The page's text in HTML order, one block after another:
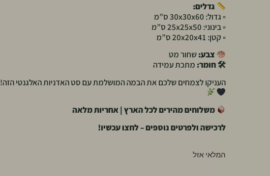
גדלים:
▫ גדול: 30x30x60 ס”מ
▫ בינוני: 25x25x50 ס”מ
▫ קטן: 20x20x41 ס”מ
צבע:שחור מט
🛠חומר: מתכת עמידה
העניקו לצמחים שלכם את הבמה המושלמת עם סט האדניות האלגנטי הזה!
משלוחים מהירים לכל הארץ | אחריות מלאה
לרכישה ולפרטים נוספים – לחצו עכשיו!
המלאי אזל